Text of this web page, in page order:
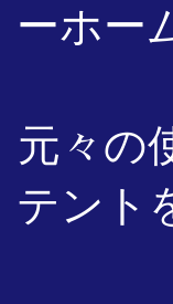
ーホー
元々の
テント